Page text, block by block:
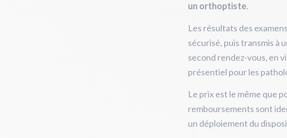
un orthoptiste.
Les résultats des
sécurisé, puis transmis à
second rendez-vous, en
présentiel pour les
Le prix est le même que
remboursements sont
un déploiement du